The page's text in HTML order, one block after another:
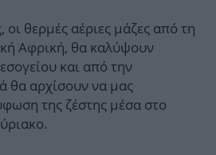
οι θερμές αέριες μάζες από τη
Αφρική, θα καλύψουν
και από την
θα αρχίσουν να μας
της ζέστης μέσα στο